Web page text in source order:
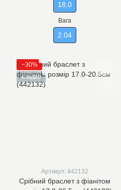
18,0
Вага
2.04
−30%
є відео
Артикул: 442132
Срібний браслет з фіанітом